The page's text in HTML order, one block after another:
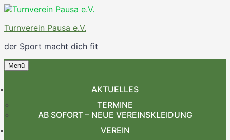
Zum
springen
Turnverein Pausa e.V.
der Sport macht dich fit
Menü
AKTUELLES
TERMINE
AB SOFORT – NEUE VEREINSKLEIDUNG
VEREIN